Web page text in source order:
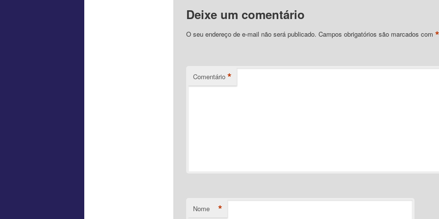
Deixe um comentário
O seu endereço de e-mail não será publicado. Campos obrigatórios são marcados com *
Comentário *
Nome *